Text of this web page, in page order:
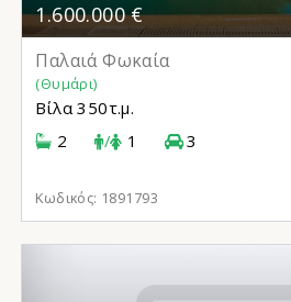
1.600.000 €
Παλαιά Φωκαία
(Θυμάρι)
Βίλα 350τ.μ.
2
/ 1 3
Κωδικός: 1891793